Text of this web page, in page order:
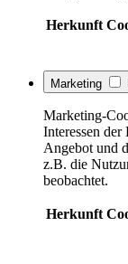
Herkunft
Marketing
Marketing-
Interessen der
Angebot und
z.B. die
beobachtet.
Herkunft